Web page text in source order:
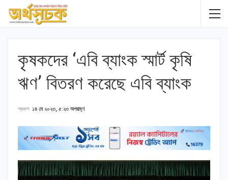
কৃষকদের ‘এবি ব্যাংক স্মার্ট কৃষি
ঋণ’ বিতরণ করেছে এবি ব্যাংক
প্রকাশ ১৪ মে ২০২৩, ৫:২৩ অপরাহ্ণ